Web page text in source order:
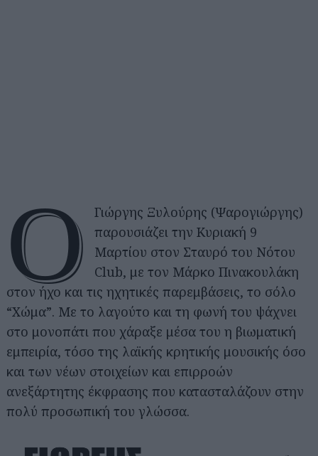
Ο
Γιώργης Ξυλούρης (Ψαρογιώργης)
παρουσιάζει την Κυριακή 9
Μαρτίου στον Σταυρό του Νότου
Club, με τον Μάρκο Πινακουλάκη
στον ήχο και τις ηχητικές παρεμβάσεις, το σόλο
“Χώμα”. Με το λαγούτο και τη φωνή του ψάχνει
στο μονοπάτι που χάραξε μέσα του η βιωματική
εμπειρία, τόσο της λαϊκής κρητικής μουσικής όσο
και των νέων στοιχείων και επιρροών
ανεξάρτητης έκφρασης που κατασταλάζουν στην
πολύ προσωπική του γλώσσα.